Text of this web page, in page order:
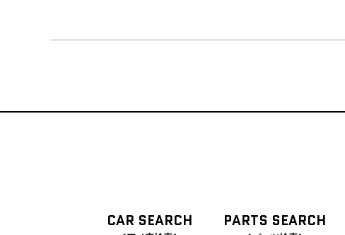
CAR SEARCH PARTS SEARCH